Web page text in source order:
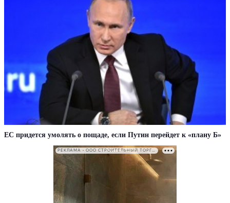
EC придется умолять о пощаде, если Путин перейдет к «плану Б»
РЕКЛАМА • ООО СТРОИТЕЛЬНЫЙ ТОРГОВЫЙ ДОМ «ПЕТРОВИЧ». ИНН: 7802348846